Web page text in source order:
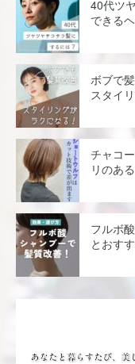
40代ツ
できる
ボブで
スタイ
チャコ
リのあ
フルボ
とおす